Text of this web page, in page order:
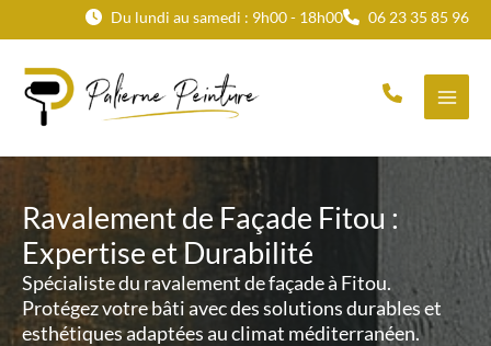
au
contenu
Du lundi au samedi : 9h00 - 18h00 06 23 35 85 96
Ravalement de Façade Fitou :
Expertise et Durabilité
Spécialiste du ravalement de façade à Fitou.
Protégez votre bâti avec des solutions durables et
esthétiques adaptées au climat méditerranéen.